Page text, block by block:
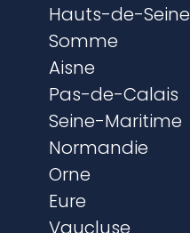
Hauts-de-Seine
Somme
Aisne
Pas-de-Calais
Seine-Maritime
Normandie
Orne
Eure
Vaucluse